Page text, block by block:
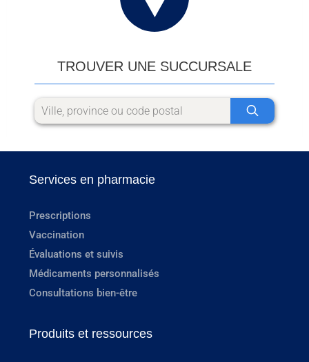
TROUVER UNE SUCCURSALE
Services en pharmacie
Prescriptions
Vaccination
Évaluations et suivis
Médicaments personnalisés
Consultations bien-être
Produits et ressources